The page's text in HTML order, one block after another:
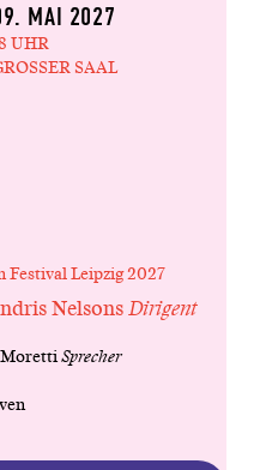
MAI 2027
UHR
SAAL
Festival Leipzig 2027
NelsonsDirigent
MorettiSprecher